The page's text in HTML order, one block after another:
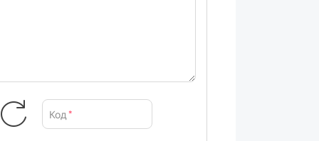
могут изменяться производителем
Код *